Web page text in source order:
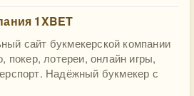
1XBET
сайт букмекерской компании
покер, лотереи, онлайн игры,
Надёжный букмекер с